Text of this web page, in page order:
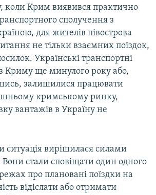
коли Крим виявився практично
сполучення з
для жителів півострова
не тільки взаємних поїздок,
Українські транспортні
Криму ще минулого року або,
залишилися працювати
кримському ринку,
вантажів в Україну не
ситуація вирішилася силами
стали сповіщати один одного
про плановані поїздки на
відіслати або отримати